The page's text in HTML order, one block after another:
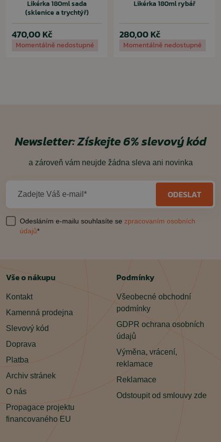
Likérka 180ml sada
(sklenice a trychtýř)
470,00 Kč
Momentálně nedostupné
Likérka 180ml rybář
280,00 Kč
Momentálně nedostupné
Newsletter:Získejte 6% slevový kód
a zároveň vám neujde žádna sleva ani novinka
Zadejte Váš e-mail* ODESLAT
Odesláním e-mailu souhlasíte se zpracovaním osobních
údajů*
Vše o nákupu
Kontakt
Kamenná prodejna
Slevový kód
Doprava
Platba
Archiv stránek
O nás
Propagace projektu
financovaného EU
Podmínky
Všeobecné obchodní
podmínky
GDPR ochrana osobních
údajů
Výměna, vrácení,
reklamace
Reklamace
Odstoupit od smlouvy zde